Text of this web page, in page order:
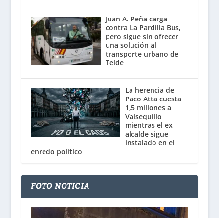
Juan A. Peña carga
contra La Pardilla Bus,
pero sigue sin ofrecer
una solución al
transporte urbano de
Telde
La herencia de
Paco Atta cuesta
1,5 millones a
Valsequillo
mientras el ex
alcalde sigue
instalado en el
enredo político
FOTO NOTICIA